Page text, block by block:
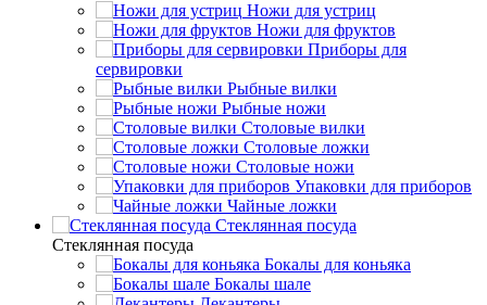
Ножи для устриц
Ножи для фруктов
Приборы для
сервировки
Рыбные вилки
Рыбные ножи
Столовые вилки
Столовые ложки
Столовые ножи
Упаковки для приборов
Чайные ложки
Стеклянная посуда
Стеклянная посуда
Бокалы для коньяка
Бокалы шале